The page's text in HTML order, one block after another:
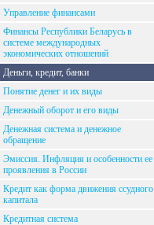
Управление финансами
Финансы Республики Беларусь в
системе международных
экономических отношений
Деньги, кредит, банки
Понятие денег и их виды
Денежный оборот и его виды
Денежная система и денежное
обращение
Эмиссия. Инфляция и особенности ее
проявления в России
Кредит как форма движения ссудного
капитала
Кредитная система